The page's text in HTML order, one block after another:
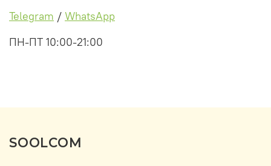
Telegram / WhatsApp
ПН-ПТ 10:00-21:00
SOOLCOM